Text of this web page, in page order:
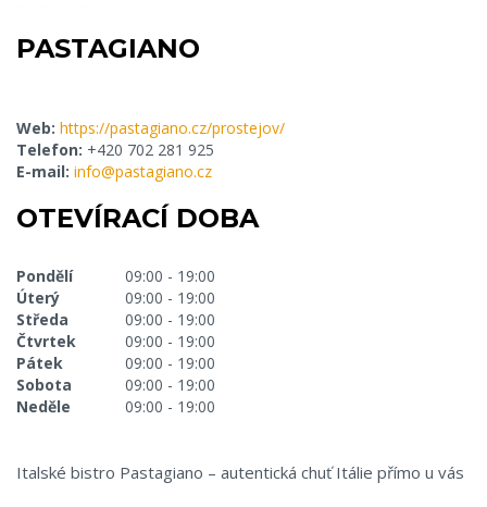
PASTAGIANO
Web: https://pastagiano.cz/prostejov/
Telefon: +420 702 281 925
E-mail: info@pastagiano.cz
OTEVÍRACÍ DOBA
Pondělí
09:00 - 19:00
Úterý
09:00 - 19:00
Středa
09:00 - 19:00
Čtvrtek
09:00 - 19:00
Pátek
09:00 - 19:00
Sobota
09:00 - 19:00
Neděle
09:00 - 19:00
Italské bistro Pastagiano – autentická chuť Itálie přímo u vás